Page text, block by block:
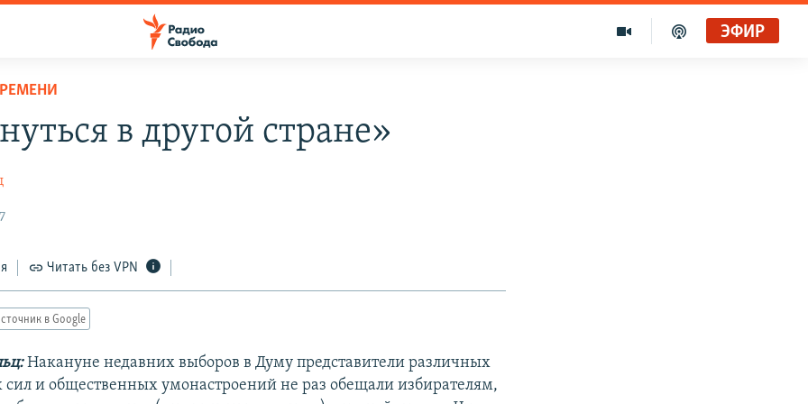
ЭФИР
в другой стране»
Читать без VPN
в Google
Накануне недавних выборов в Думу представители различных
сил и общественных умонастроений не раз обещали избирателям,